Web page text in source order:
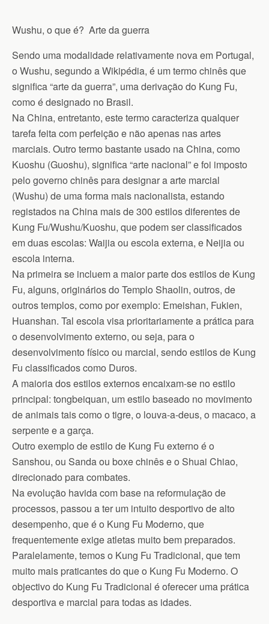
Wushu, o que é? Arte da guerra
Sendo uma modalidade relativamente nova em Portugal,
o Wushu, segundo a Wikipédia, é um termo chinês que
significa “arte da guerra”, uma derivação do Kung Fu,
como é designado no Brasil.
Na China, entretanto, este termo caracteriza qualquer
tarefa feita com perfeição e não apenas nas artes
marciais. Outro termo bastante usado na China, como
Kuoshu (Guoshu), significa “arte nacional” e foi imposto
pelo governo chinês para designar a arte marcial
(Wushu) de uma forma mais nacionalista, estando
registados na China mais de 300 estilos diferentes de
Kung Fu/Wushu/Kuoshu, que podem ser classificados
em duas escolas: Waijia ou escola externa, e Neijia ou
escola interna.
Na primeira se incluem a maior parte dos estilos de Kung
Fu, alguns, originários do Templo Shaolin, outros, de
outros templos, como por exemplo: Emeishan, Fukien,
Huanshan. Tal escola visa prioritariamente a prática para
o desenvolvimento externo, ou seja, para o
desenvolvimento físico ou marcial, sendo estilos de Kung
Fu classificados como Duros.
A maioria dos estilos externos encaixam-se no estilo
principal: tongbeiquan, um estilo baseado no movimento
de animais tais como o tigre, o louva-a-deus, o macaco, a
serpente e a garça.
Outro exemplo de estilo de Kung Fu externo é o
Sanshou, ou Sanda ou boxe chinês e o Shuai Chiao,
direcionado para combates.
Na evolução havida com base na reformulação de
processos, passou a ter um intuito desportivo de alto
desempenho, que é o Kung Fu Moderno, que
frequentemente exige atletas muito bem preparados.
Paralelamente, temos o Kung Fu Tradicional, que tem
muito mais praticantes do que o Kung Fu Moderno. O
objectivo do Kung Fu Tradicional é oferecer uma prática
desportiva e marcial para todas as idades.